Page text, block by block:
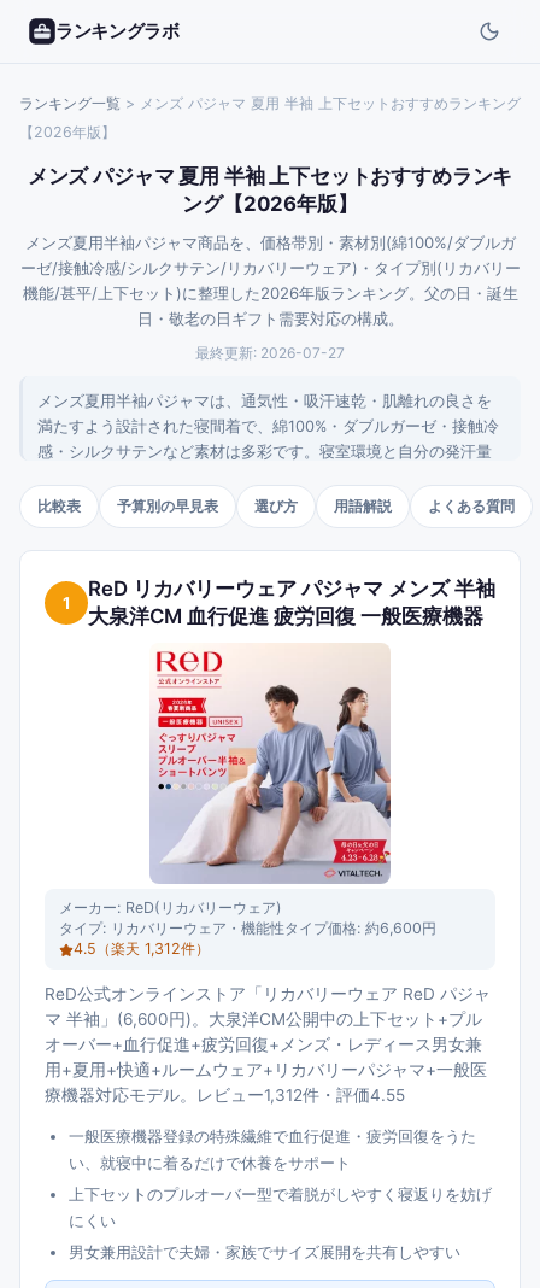
ランキングラボ
ランキング一覧 > メンズ パジャマ 夏用 半袖 上下セットおすすめランキング
【2026年版】
メンズ パジャマ 夏用 半袖 上下セットおすすめランキ
ング【2026年版】
メンズ夏用半袖パジャマ商品を、価格帯別・素材別(綿100%/ダブルガ
ーゼ/接触冷感/シルクサテン/リカバリーウェア)・タイプ別(リカバリー
機能/甚平/上下セット)に整理した2026年版ランキング。父の日・誕生
日・敬老の日ギフト需要対応の構成。
最終更新: 2026-07-27
メンズ夏用半袖パジャマは、通気性・吸汗速乾・肌離れの良さを
満たすよう設計された寝間着で、綿100%・ダブルガーゼ・接触冷
感・シルクサテンなど素材は多彩です。寝室環境と自分の発汗量
グでは1,000円の冷感セットから23,100円のリカバリーウェアま
で、価格・素材・機能のバランスで商品を整理しました。
比較表 予算別の早見表 選び方 用語解説 よくある質問
1
ReD リカバリーウェア パジャマ メンズ 半袖
大泉洋CM 血行促進 疲労回復 一般医療機器
メーカー: ReD(リカバリーウェア)
タイプ: リカバリーウェア・機能性タイプ価格: 約6,600円
4.5 （楽天 1,312件）
ReD公式オンラインストア「リカバリーウェア ReD パジャ
マ 半袖」(6,600円)。大泉洋CM公開中の上下セット+プル
オーバー+血行促進+疲労回復+メンズ・レディース男女兼
用+夏用+快適+ルームウェア+リカバリーパジャマ+一般医
療機器対応モデル。レビュー1,312件・評価4.55
一般医療機器登録の特殊繊維で血行促進・疲労回復をうた
い、就寝中に着るだけで休養をサポート
上下セットのプルオーバー型で着脱がしやすく寝返りを妨げ
にくい
男女兼用設計で夫婦・家族でサイズ展開を共有しやすい